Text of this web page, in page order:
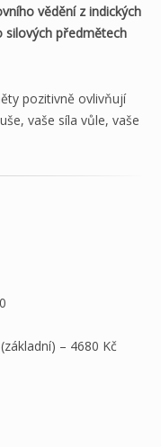
vědění z indických
předmětech
pozitivně ovlivňují
vaše síla vůle, vaše
– 4680 Kč